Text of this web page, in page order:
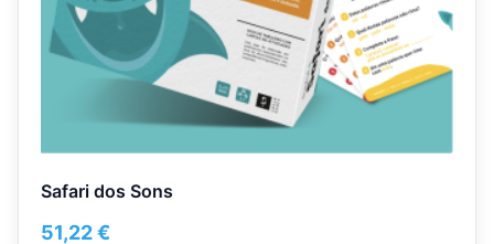
Safari dos Sons
51,22€